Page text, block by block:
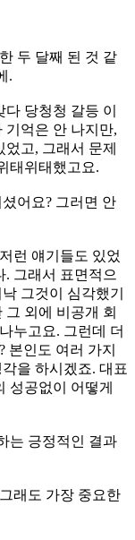
두 달째 된 것 같
.
당청청 갈등 이
기억은 안 나지만,
고, 그래서 문제
태위태했고요.
어요? 그러면 안
런 얘기들도 있었
. 그래서 표면적으
그것이 심각했기
외에 비공개 회
누고요. 그런데 더
본인도 여러 가지
을 하시겠죠. 대표
성공없이 어떻게
는 긍정적인 결과
래도 가장 중요한